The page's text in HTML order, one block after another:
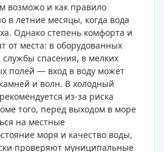
возможо и как правило
в летние месяцы, когда вода
Однако степень комфорта и
от места: в оборудованных
службы спасения, в мелких
полей — вход в воду может
и волн. В холодный
из-за риска
того, перед выходом в море
на местные
моря и качество воды,
проверяют муниципальные